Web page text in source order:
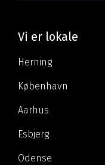
Vi er lokale
Herning
København
Aarhus
Esbjerg
Odense